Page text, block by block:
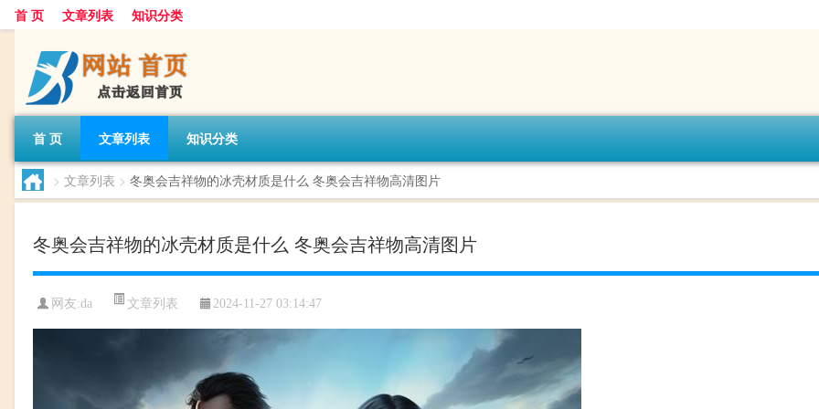
首 页 文章列表 知识分类
首 页 文章列表 知识分类
> 文章列表 > 冬奥会吉祥物的冰壳材质是什么 冬奥会吉祥物高清图片
冬奥会吉祥物的冰壳材质是什么 冬奥会吉祥物高清图片
网友:da 文章列表 2024-11-27 03:14:47